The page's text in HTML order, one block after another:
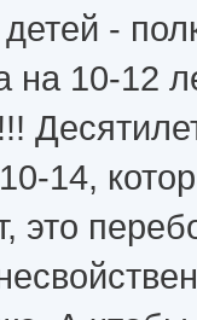
-
10-12
14,
это